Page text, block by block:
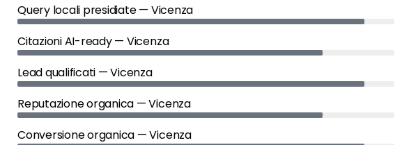
Query locali presidiate — Vicenza
Citazioni AI-ready — Vicenza
Lead qualificati — Vicenza
Reputazione organica — Vicenza
Conversione organica — Vicenza